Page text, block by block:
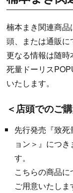
楠本まき関連商
頭、または通販に
更なる情報は随
死量ドーリス
いたします。
＜店頭でのご
先行発売『致
ョン＞』につ
す。
こちらの商品
ご用意いたし